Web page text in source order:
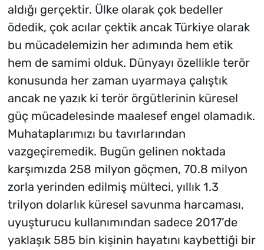
aldığı gerçektir. Ülke olarak çok bedeller
ödedik, çok acılar çektik ancak Türkiye olarak
bu mücadelemizin her adımında hem etik
hem de samimi olduk. Dünyayı özellikle terör
konusunda her zaman uyarmaya çalıştık
ancak ne yazık ki terör örgütlerinin küresel
güç mücadelesinde maalesef engel olamadık.
Muhataplarımızı bu tavırlarından
vazgeçiremedik. Bugün gelinen noktada
karşımızda 258 milyon göçmen, 70.8 milyon
zorla yerinden edilmiş mülteci, yıllık 1.3
trilyon dolarlık küresel savunma harcaması,
uyuşturucu kullanımından sadece 2017’de
yaklaşık 585 bin kişinin hayatını kaybettiği bir